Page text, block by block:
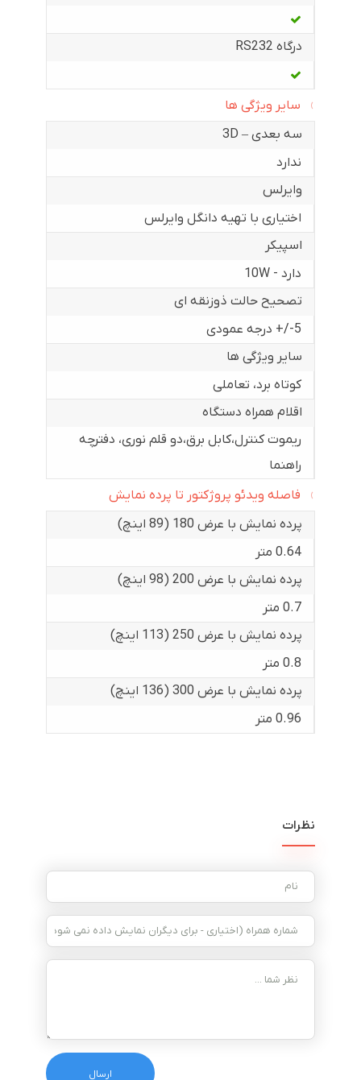
درگاه RS232
سایر ویژگی ها
سه بعدی – 3D
ندارد
وایرلس
اختیاری با تهیه دانگل وایرلس
اسپیکر
دارد - 10W
تصحیح حالت ذوزنقه ای
5-/+ درجه عمودی
سایر ویژگی ها
کوتاه برد، تعاملی
اقلام همراه دستگاه
ریموت کنترل،کابل برق،دو قلم نوری، دفترچه
راهنما
فاصله ویدئو پروژکتور تا پرده نمایش
پرده نمایش با عرض 180 (89 اینچ)
0.64 متر
پرده نمایش با عرض 200 (98 اینچ)
0.7 متر
پرده نمایش با عرض 250 (113 اینچ)
0.8 متر
پرده نمایش با عرض 300 (136 اینچ)
0.96 متر
نظرات